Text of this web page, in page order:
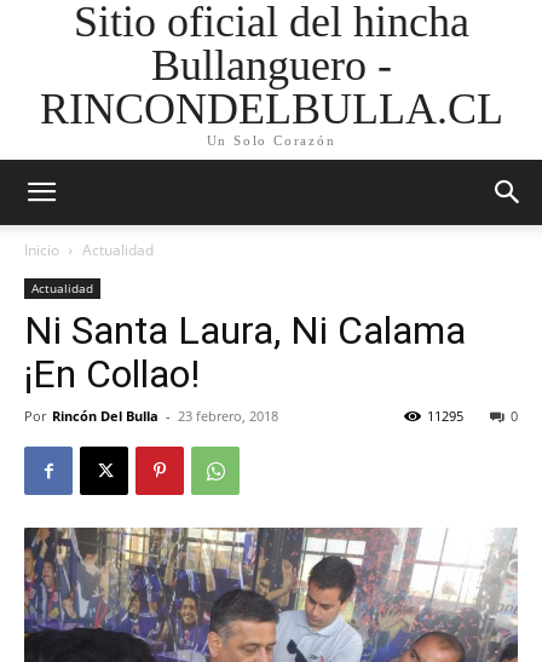
Sitio oficial del hincha
Bullanguero -
RINCONDELBULLA.CL
Un Solo Corazón
Inicio Actualidad
Actualidad
Ni Santa Laura, Ni Calama
¡En Collao!
Por Rincón Del Bulla - 23 febrero, 2018 0
11295